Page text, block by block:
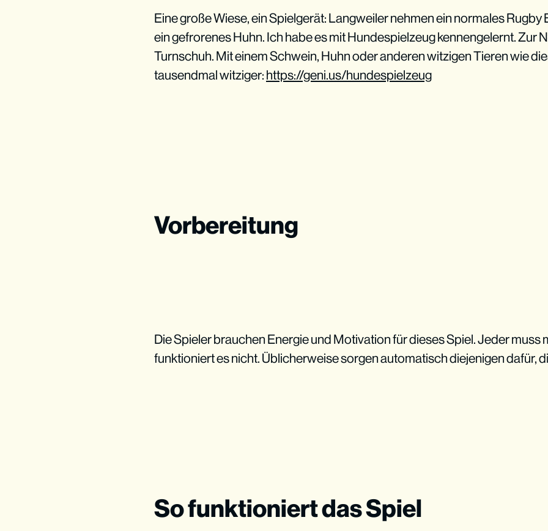
Eine große Wiese, ein Spielgerät: Langweiler nehmen ein normales Rugby
ein gefrorenes Huhn. Ich habe es mit Hundespielzeug kennengelernt. Zur
Turnschuh. Mit einem Schwein, Huhn oder anderen witzigen Tieren wie
tausendmal witziger: https://geni.us/hundespielzeug
Vorbereitung
Die Spieler brauchen Energie und Motivation für dieses Spiel. Jeder muss
funktioniert es nicht. Üblicherweise sorgen automatisch diejenigen dafür,
So funktioniert das Spiel